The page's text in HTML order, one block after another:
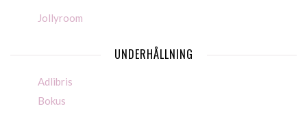
Jollyroom
UNDERHÅLLNING
Adlibris
Bokus